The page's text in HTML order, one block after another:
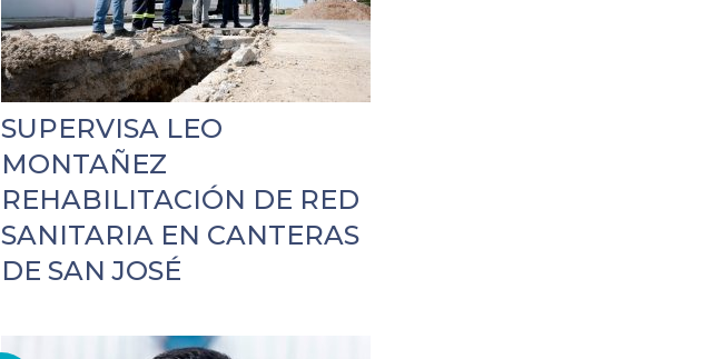
SUPERVISA LEO
MONTAÑEZ
REHABILITACIÓN DE RED
SANITARIA EN CANTERAS
DE SAN JOSÉ